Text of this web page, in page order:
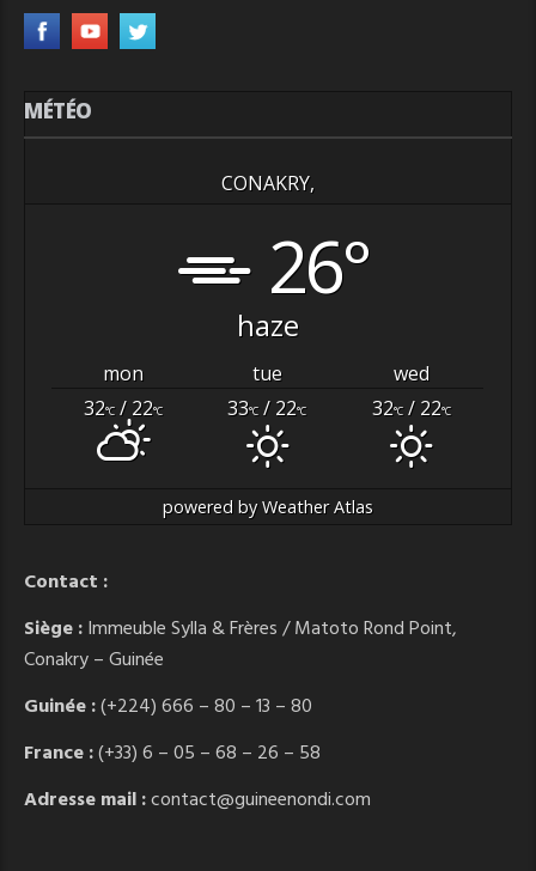
MÉTÉO
CONAKRY,
26°
haze
mon tue
wed
32°C / 22°C 33°C / 22°C 32°C/ 22°C
powered byWeather Atlas
Contact :
Siège :Immeuble Sylla & Frères / Matoto Rond Point,
Conakry – Guinée
Guinée :(+224) 666 – 80 – 13 – 80
France :(+33) 6 – 05 – 68 – 26 – 58
Adresse mail :contact@guineenondi.com